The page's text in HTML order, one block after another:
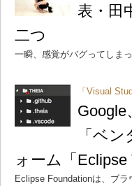
表・田
二つ
一瞬、感覚がバグってしまっ
「Visual
Google
「ベ
ォーム「
Eclipse Foundationは、ブ